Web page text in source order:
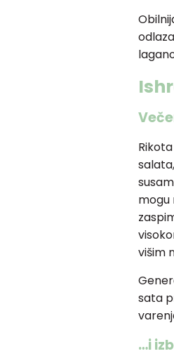
mogu
višim
sata
…i